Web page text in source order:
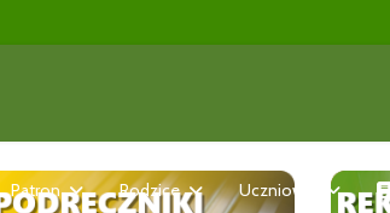
Patron Rodzice Uczniowie